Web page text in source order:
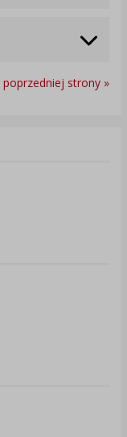
strony »